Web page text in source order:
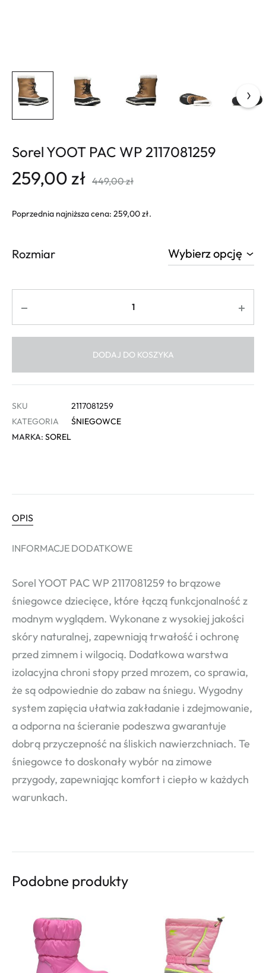
Sorel YOOT PAC WP 2117081259
259,00zł 449,00zł
Poprzednia najniższa cena: 259,00zł.
Rozmiar
DODAJ DO KOSZYKA
SKU
2117081259
KATEGORIA
ŚNIEGOWCE
MARKA: SOREL
OPIS
INFORMACJE DODATKOWE
Sorel YOOT PAC WP 2117081259 to brązowe
śniegowce dziecięce, które łączą funkcjonalność z
modnym wyglądem. Wykonane z wysokiej jakości
skóry naturalnej, zapewniają trwałość i ochronę
przed zimnem i wilgocią. Dodatkowa warstwa
izolacyjna chroni stopy przed mrozem, co sprawia,
że są odpowiednie do zabaw na śniegu. Wygodny
system zapięcia ułatwia zakładanie i zdejmowanie,
a odporna na ścieranie podeszwa gwarantuje
dobrą przyczepność na śliskich nawierzchniach. Te
śniegowce to doskonały wybór na zimowe
przygody, zapewniając komfort i ciepło w każdych
warunkach.
Podobne produkty